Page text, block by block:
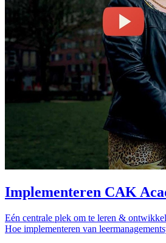
Implementeren CAK
Eén centrale plek om te leren &
Hoe implementeren van